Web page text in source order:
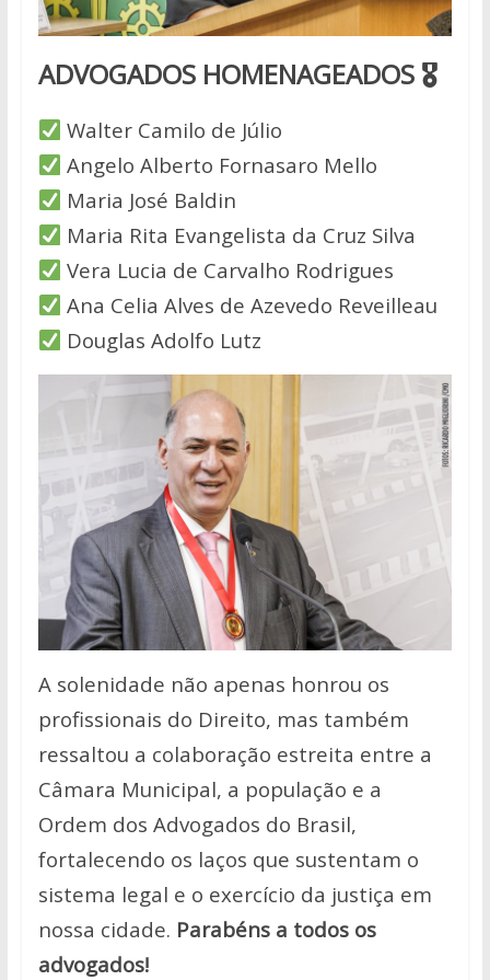
ADVOGADOS HOMENAGEADOS 🎖
Walter Camilo de Júlio
Angelo Alberto Fornasaro Mello
Maria José Baldin
Maria Rita Evangelista da Cruz Silva
Vera Lucia de Carvalho Rodrigues
Ana Celia Alves de Azevedo Reveilleau
Douglas Adolfo Lutz
A solenidade não apenas honrou os
profissionais do Direito, mas também
ressaltou a colaboração estreita entre a
Câmara Municipal, a população e a
Ordem dos Advogados do Brasil,
fortalecendo os laços que sustentam o
sistema legal e o exercício da justiça em
nossa cidade. Parabéns a todos os
advogados!